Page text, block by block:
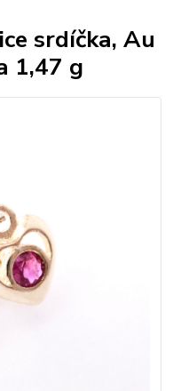
srdíčka, Au
1,47 g